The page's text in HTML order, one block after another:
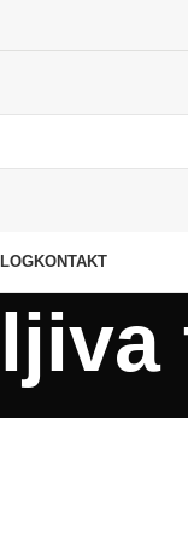
KONTAKT